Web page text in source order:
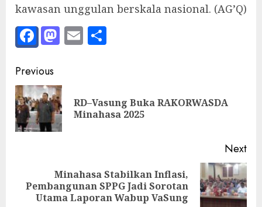
kawasan unggulan berskala nasional. (AG’Q)
Facebook
Mastodon
Email
Post
navigation
Previous
RD–Vasung Buka RAKORWASDA
Minahasa 2025
Next
Next
post:
Minahasa Stabilkan Inflasi,
Pembangunan SPPG Jadi Sorotan
Utama Laporan Wabup VaSung